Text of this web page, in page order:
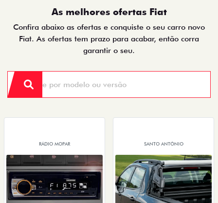
As melhores ofertas Fiat
Confira abaixo as ofertas e conquiste o seu carro novo
Fiat. As ofertas tem prazo para acabar, então corra
garantir o seu.
RÁDIO MOPAR SANTO ANTÔNIO